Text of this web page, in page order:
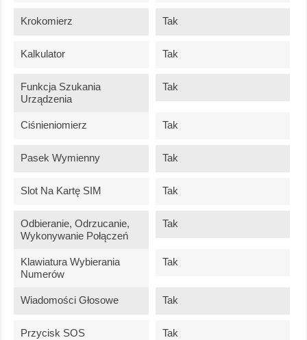
Krokomierz Tak
Kalkulator Tak
Funkcja Szukania
Urządzenia
Tak
Ciśnieniomierz Tak
Pasek Wymienny Tak
Slot Na Kartę SIM Tak
Odbieranie, Odrzucanie,
Wykonywanie Połączeń
Tak
Klawiatura Wybierania
Numerów
Tak
Wiadomości Głosowe Tak
Przycisk SOS Tak